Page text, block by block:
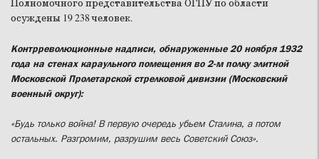
Полномочного представительства ОГПУ по области
осуждены 19 238 человек.
Контрреволюционные надписи, обнаруженные 20 ноября 1932
года на стенах караульного помещения во 2-м полку элитной
Московской Пролетарской стрелковой дивизии (Московский
военный округ):
«Будь только война! В первую очередь убьем Сталина, а потом
остальных. Разгромим, разрушим весь Советский Союз».